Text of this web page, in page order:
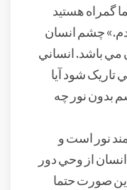
گمراه هستيد
چشم انسان
مي باشد. انساني
تاريک شود آيا
بدون نور چه
نور است و
از وحي دور
صورت حتما